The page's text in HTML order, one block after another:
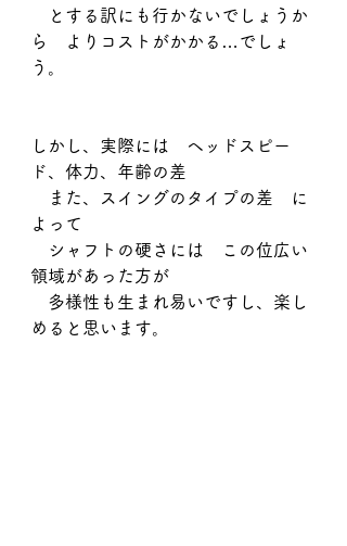
とする訳にも行かないでしょうか
ら　よりコストがかかる…でしょ
う。
しかし、実際には　ヘッドスピー
ド、体力、年齢の差
また、スイングのタイプの差　に
よって
シャフトの硬さには　この位広い
領域があった方が
多様性も生まれ易いですし、楽し
めると思います。